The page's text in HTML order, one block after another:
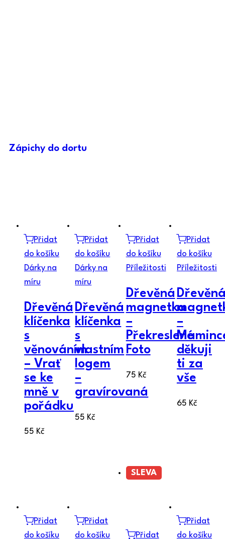
Zápichy do dortu
Přidat
do košíku
Dárky na
míru
Dřevěná
klíčenka
s
věnováním
– Vrať
se ke
mně v
pořádku
55 Kč
Přidat
do košíku
Dárky na
míru
Dřevěná
klíčenka
s
vlastním
logem
–
gravírovaná
55 Kč
Přidat
do košíku
Příležitosti
Dřevěná
magnetka
–
Překreslené
Foto
75 Kč
Přidat
do košíku
Příležitosti
–
děkuji
ti za
vše
65 Kč
Přidat
do košíku
Přidat
do košíku
SLEVA
Přidat
Přidat
do košíku